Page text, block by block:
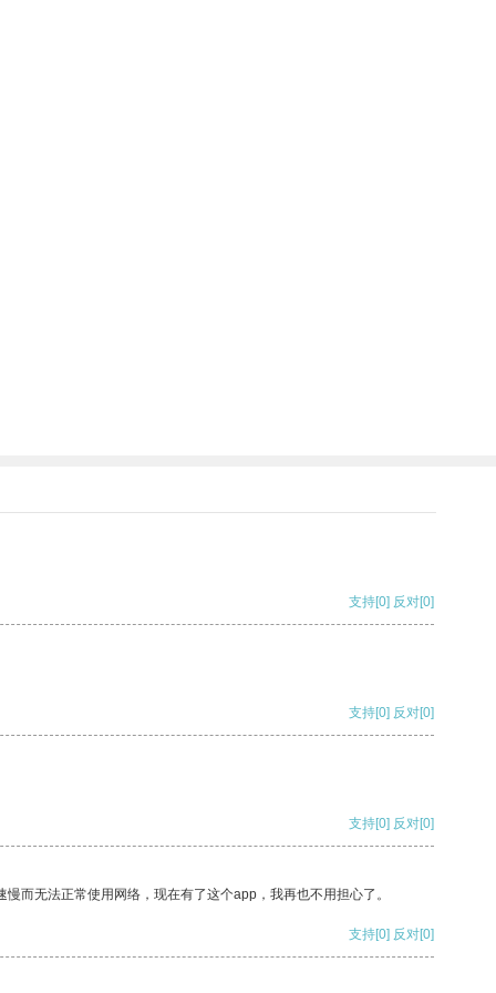
支持[0] 反对[0]
支持[0] 反对[0]
支持[0] 反对[0]
而无法正常使用网络，现在有了这个app，我再也不用担心了。
支持[0] 反对[0]